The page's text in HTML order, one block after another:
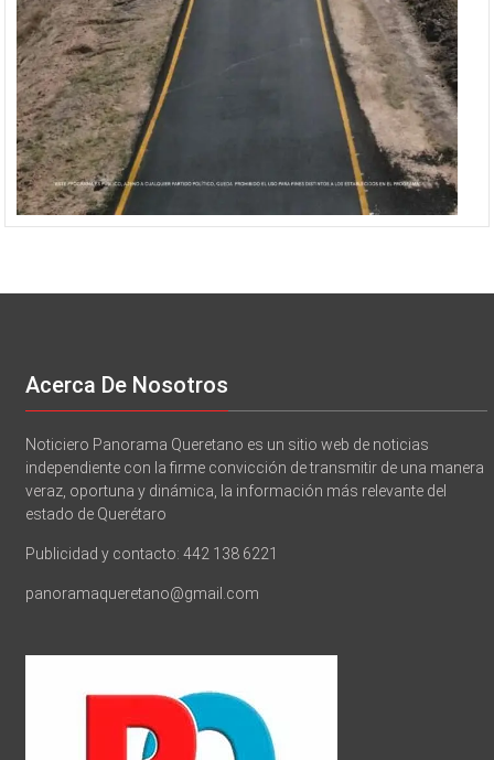
Acerca De Nosotros
Noticiero Panorama Queretano es un sitio web de noticias
independiente con la firme convicción de transmitir de una manera
veraz, oportuna y dinámica, la información más relevante del
estado de Querétaro
Publicidad y contacto: 442 138 6221
panoramaqueretano@gmail.com